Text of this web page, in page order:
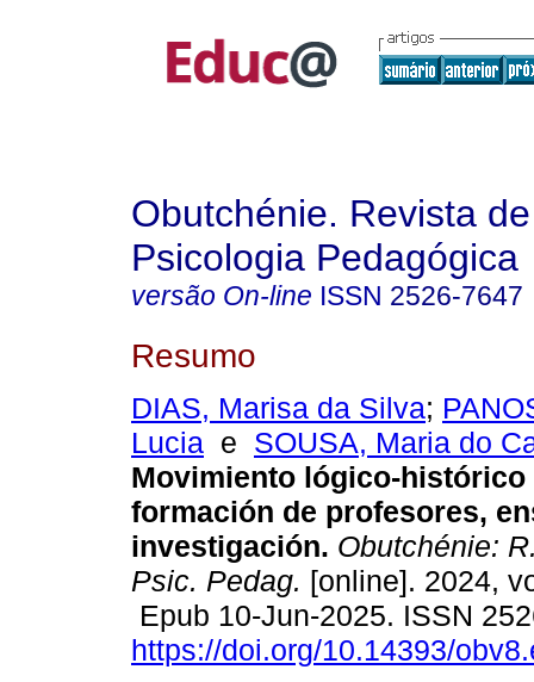
Obutchénie. Revista
Psicologia Pedagógica
versão On-line ISSN 2526-7647
Resumo
DIAS, Marisa da Silva;
Lucia e SOUSA, Maria do
Movimiento lógico-
formación de profesores,
investigación. Obutchénie:
Psic. Pedag. [online]. 2024,
Epub 10-Jun-2025. ISSN
https://doi.org/10.14393/